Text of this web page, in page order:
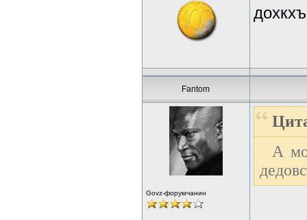
Fantom
Govz-форумчанин
А